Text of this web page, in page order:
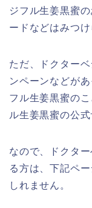
ジフル生姜黒蜜
ードなどはみつ
ただ、ドクター
ンペーンなどが
フル生姜黒蜜の
ル生姜黒蜜の公
なので、ドクタ
る方は、下記ペ
しれません。